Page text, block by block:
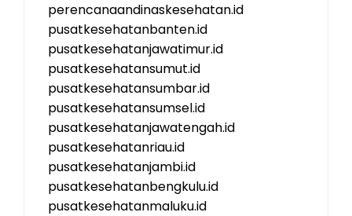
perencanaandinaskesehatan.id
pusatkesehatanbanten.id
pusatkesehatanjawatimur.id
pusatkesehatansumut.id
pusatkesehatansumbar.id
pusatkesehatansumsel.id
pusatkesehatanjawatengah.id
pusatkesehatanriau.id
pusatkesehatanjambi.id
pusatkesehatanbengkulu.id
pusatkesehatanmaluku.id